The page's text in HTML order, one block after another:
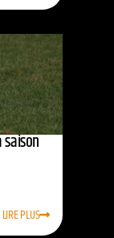
saison
LIRE PLUS